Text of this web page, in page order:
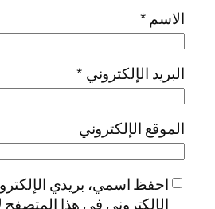
الاسم*
البريد الإلكتروني *
الموقع الإلكتروني
احفظ اسمي، بريدي
الإلكتروني في هذا المتصفح